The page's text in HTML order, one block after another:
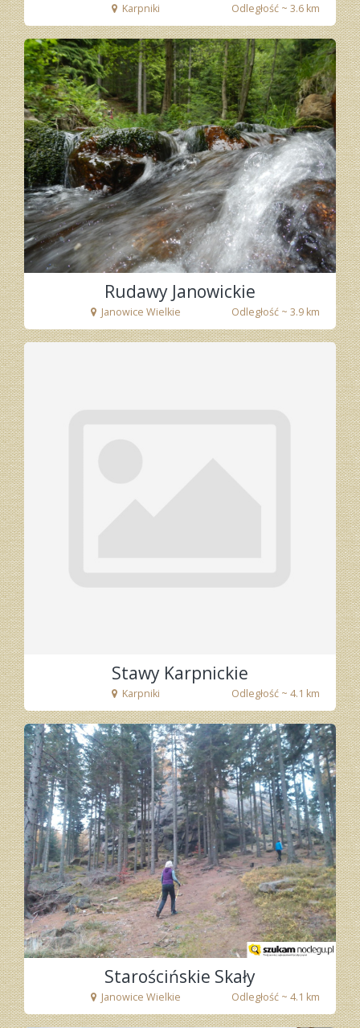
Karpniki Odległość ~ 3.6 km
fot. Remigiusz Bednarek
Rudawy Janowickie
Janowice Wielkie Odległość ~ 3.9 km
Stawy Karpnickie
Karpniki Odległość ~ 4.1 km
fot. Tenet
Starościńskie Skały
Janowice Wielkie Odległość ~ 4.1 km